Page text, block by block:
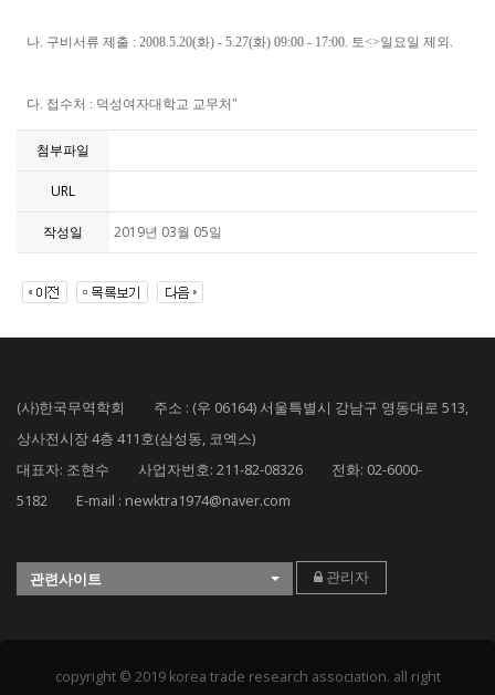
나. 구비서류 제출 : 2008.5.20(화) - 5.27(화) 09:00 - 17:00. 토<>일요일 제외.
다. 접수처 : 덕성여자대학교 교무처"
첨부파일
URL
작성일 2019년 03월 05일
(사)한국무역학회 주소 : (우 06164) 서울특별시 강남구 영동대로 513,
상사전시장 4층 411호(삼성동, 코엑스)
대표자: 조현수 사업자번호: 211-82-08326 전화: 02-6000-
5182 E-mail : newktra1974@naver.com
관련사이트 관리자
copyright © 2019 korea trade research association. all right